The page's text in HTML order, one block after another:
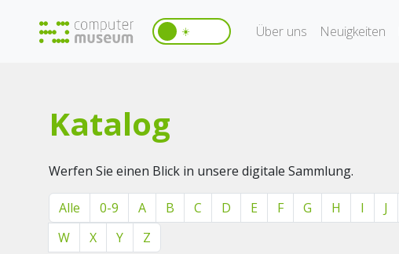
☀️ Über uns Neuigkeiten
Katalog
Werfen Sie einen Blick in unsere digitale Sammlung.
Alle 0-9 A B C D E F G H I J
W
X Y Z